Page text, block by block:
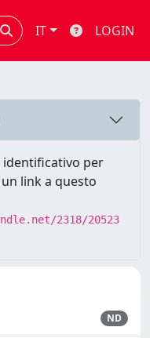
IT LOGIN
identificativo per
link a questo
2318/20523
ND